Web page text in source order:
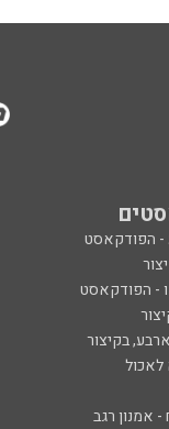
הפודקאסט
- הפודקאסט
בקיצור
לאכול
- אמנון רגב